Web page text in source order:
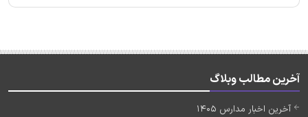
آخرین مطالب وبلاگ
آخرین اخبار مدارس 1405